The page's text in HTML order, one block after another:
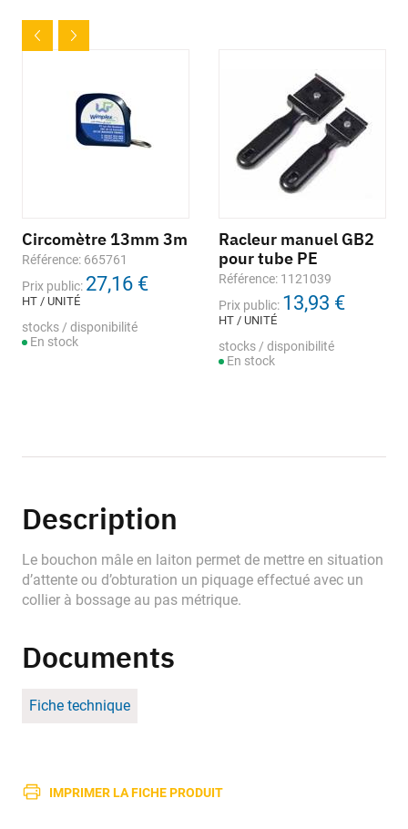
Circomètre 13mm 3m
Référence: 665761
Prix public: 27,16 €
HT / UNITÉ
stocks / disponibilité
En stock
Racleur manuel GB2
pour tube PE
Référence: 1121039
Prix public: 13,93 €
HT / UNITÉ
stocks / disponibilité
En stock
Description
Le bouchon mâle en laiton permet de mettre en situation
d’attente ou d’obturation un piquage effectué avec un
collier à bossage au pas métrique.
Documents
Fiche technique
IMPRIMER LA FICHE PRODUIT